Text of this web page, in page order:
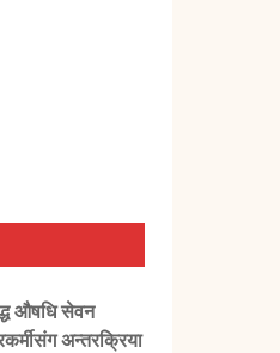
औषधि सेवन
अन्तरक्रिया